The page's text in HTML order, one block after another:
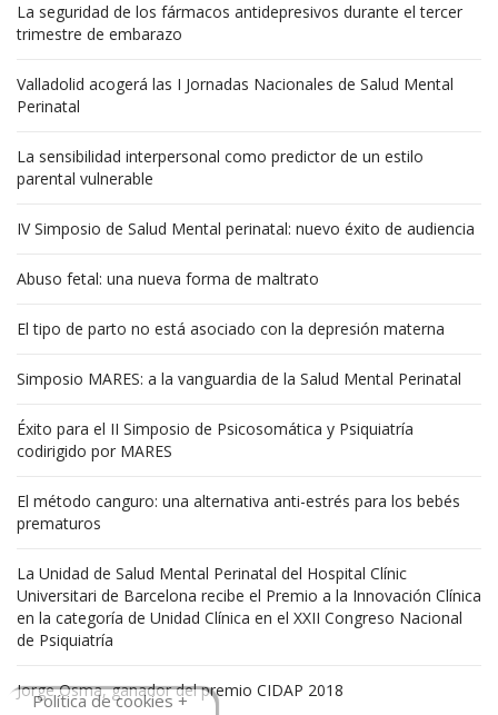
La seguridad de los fármacos antidepresivos durante el tercer
trimestre de embarazo
Valladolid acogerá las I Jornadas Nacionales de Salud Mental
Perinatal
La sensibilidad interpersonal como predictor de un estilo
parental vulnerable
IV Simposio de Salud Mental perinatal: nuevo éxito de audiencia
Abuso fetal: una nueva forma de maltrato
El tipo de parto no está asociado con la depresión materna
Simposio MARES: a la vanguardia de la Salud Mental Perinatal
Éxito para el II Simposio de Psicosomática y Psiquiatría
codirigido por MARES
El método canguro: una alternativa anti-estrés para los bebés
prematuros
La Unidad de Salud Mental Perinatal del Hospital Clínic
Universitari de Barcelona recibe el Premio a la Innovación Clínica
en la categoría de Unidad Clínica en el XXII Congreso Nacional
de Psiquiatría
Jorge Osma, ganador del premio CIDAP 2018
Política de cookies +